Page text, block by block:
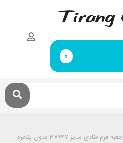
0
جعبه فرم قنادی سایز 27×37 بدون پنجره و با پنجره (ابعاد 27×37 ارتفاع 5/5 تا 10 سانتیمتر)